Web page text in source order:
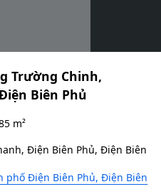
Trường Chinh,
Biên Phủ
m²
Điện Biên Phủ, Điện Biên
phố Điện Biên Phủ, Điện Biên